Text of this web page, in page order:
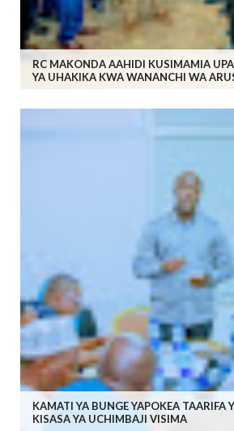
RC MAKONDA AAHIDI KUSIMAMIA
YA UHAKIKA KWA WANANCHI WA
KAMATI YA BUNGE YAPOKEA TAARIFA
KISASA YA UCHIMBAJI VISIMA